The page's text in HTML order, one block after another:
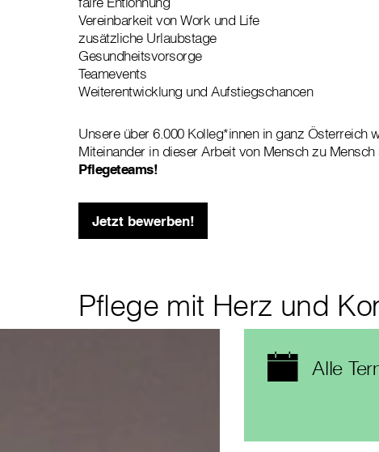
Vereinbarkeit von Work und Life
zusätzliche Urlaubstage
Gesundheitsvorsorge
Teamevents
Weiterentwicklung und Aufstiegschancen
Unsere über 6.000 Kolleg*innen in ganz Österreich
Miteinander in dieser Arbeit von Mensch zu Mensch
Pflegeteams!
Jetzt bewerben!
Pflege mit Herz und
Alle